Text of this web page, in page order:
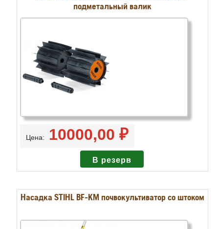
подметальный валик
Цена: 10000,00 ₽
Насадка STIHL BF-KM почвокультиватор со штоком